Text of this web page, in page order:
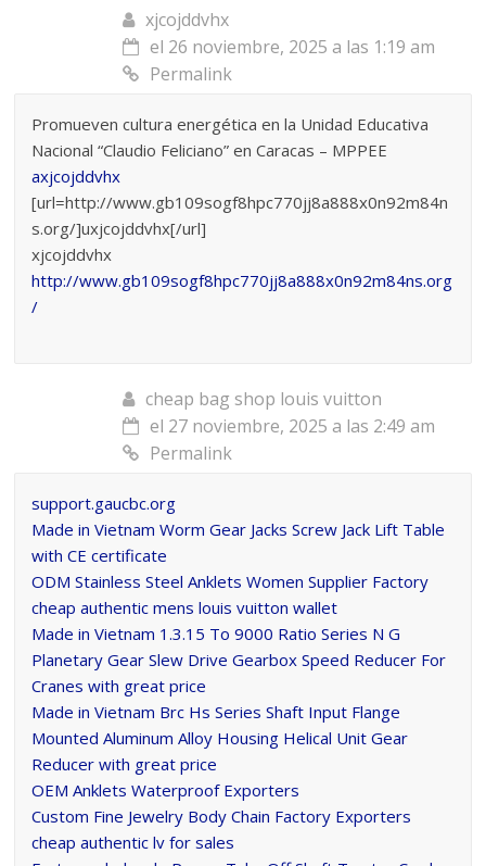
xjcojddvhx
el 26 noviembre, 2025 a las 1:19 am
Permalink
Promueven cultura energética en la Unidad Educativa
Nacional “Claudio Feliciano” en Caracas – MPPEE
axjcojddvhx
[url=http://www.gb109sogf8hpc770jj8a888x0n92m84n
s.org/]uxjcojddvhx[/url]
xjcojddvhx
http://www.gb109sogf8hpc770jj8a888x0n92m84ns.org
/
cheap bag shop louis vuitton
el 27 noviembre, 2025 a las 2:49 am
Permalink
support.gaucbc.org
Made in Vietnam Worm Gear Jacks Screw Jack Lift Table
with CE certificate
ODM Stainless Steel Anklets Women Supplier Factory
cheap authentic mens louis vuitton wallet
Made in Vietnam 1.3.15 To 9000 Ratio Series N G
Planetary Gear Slew Drive Gearbox Speed Reducer For
Cranes with great price
Made in Vietnam Brc Hs Series Shaft Input Flange
Mounted Aluminum Alloy Housing Helical Unit Gear
Reducer with great price
OEM Anklets Waterproof Exporters
Custom Fine Jewelry Body Chain Factory Exporters
cheap authentic lv for sales